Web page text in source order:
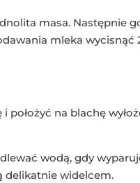
masa. Następnie
mleka wycisnąć
położyć na blachę
wodą, gdy
delikatnie widelcem.